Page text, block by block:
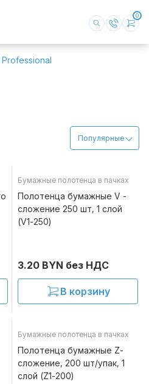
0
Популярные
В наличии
Бумажные полотенца в пачках
Полотенца бумажные V -
сложение 250 шт, 1 слой
(V1-250)
3.20 BYN без НДС
В корзину
В наличии
Бумажные полотенца в пачках
Полотенца бумажные Z-
сложение, 200 шт/упак, 1
слой (Z1-200)